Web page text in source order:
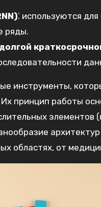
⁚ используются
ряды.
инструменты‚
принцип работы
элементов
областях‚ от